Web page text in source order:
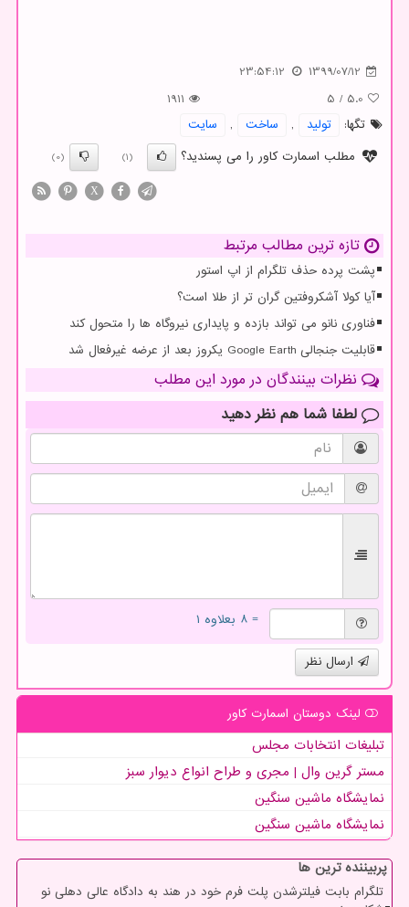
1399/07/12
23:54:12
5.0
/
5
1911
تگها:
تولید , ساخت ,
سایت
مطلب اسمارت کاور را می پسندید؟
(1)
(0)
X
تازه ترین مطالب مرتبط
پشت پرده حذف تلگرام از اپ استور
آیا کولا آشکروفتین گران تر از طلا است؟
فناوری نانو می تواند بازده و پایداری نیروگاه ها را متحول کند
قابلیت جنجالی Google Earth یکروز بعد از عرضه غیرفعال شد
نظرات بینندگان در مورد این مطلب
لطفا شما هم نظر دهید
= ۸ بعلاوه ۱
ارسال نظر
لینک دوستان اسمارت كاور
تبلیغات انتخابات مجلس
مستر گرین وال | مجری و طراح انواع دیوار سبز
نمایشگاه ماشین سنگین
نمایشگاه ماشین سنگین
پربیننده ترین ها
تلگرام بابت فیلترشدن پلت فرم خود در هند به دادگاه عالی دهلی نو